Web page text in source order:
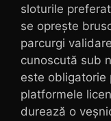
sloturile
se oprește
parcurgi
cunoscută sub
este obligatorie
platformele
durează o